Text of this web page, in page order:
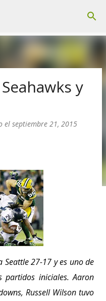
y
el septiembre 21, 2015
Seattle 27-17 y es uno de
partidos iniciales. Aaron
Russell Wilson tuvo